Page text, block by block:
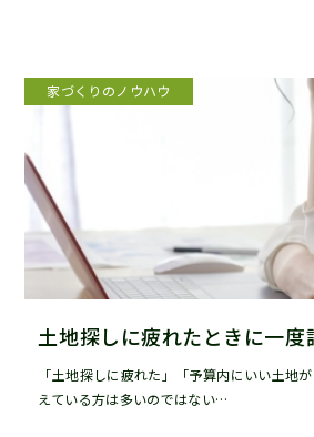
家づくりのノウハウ
土地探しに疲れたときに一
「土地探しに疲れた」「予算内にいい土地
えている方は多いのではない…